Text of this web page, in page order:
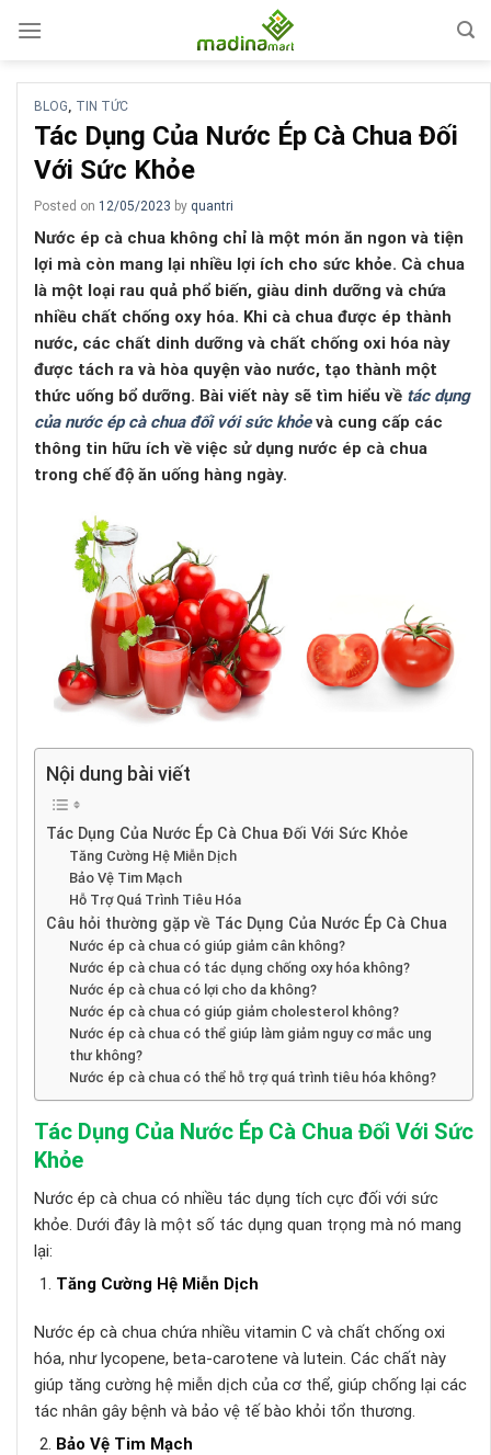
BLOG, TIN TỨC
Tác Dụng Của Nước Ép Cà Chua Đối
Với Sức Khỏe
Posted on 12/05/2023 by quantri
Nước ép cà chua không chỉ là một món ăn ngon và tiện
lợi mà còn mang lại nhiều lợi ích cho sức khỏe. Cà chua
là một loại rau quả phổ biến, giàu dinh dưỡng và chứa
nhiều chất chống oxy hóa. Khi cà chua được ép thành
nước, các chất dinh dưỡng và chất chống oxi hóa này
được tách ra và hòa quyện vào nước, tạo thành một
thức uống bổ dưỡng. Bài viết này sẽ tìm hiểu về tác dụng
của nước ép cà chua đối với sức khỏevà cung cấp các
thông tin hữu ích về việc sử dụng nước ép cà chua
trong chế độ ăn uống hàng ngày.
Nội dung bài viết
Tác Dụng Của Nước Ép Cà Chua Đối Với Sức Khỏe
Tăng Cường Hệ Miễn Dịch
Bảo Vệ Tim Mạch
Hỗ Trợ Quá Trình Tiêu Hóa
Câu hỏi thường gặp về Tác Dụng Của Nước Ép Cà Chua
Nước ép cà chua có giúp giảm cân không?
Nước ép cà chua có tác dụng chống oxy hóa không?
Nước ép cà chua có lợi cho da không?
Nước ép cà chua có giúp giảm cholesterol không?
Nước ép cà chua có thể giúp làm giảm nguy cơ mắc ung
thư không?
Nước ép cà chua có thể hỗ trợ quá trình tiêu hóa không?
Tác Dụng Của Nước Ép Cà Chua Đối Với Sức
Khỏe
Nước ép cà chua có nhiều tác dụng tích cực đối với sức
khỏe. Dưới đây là một số tác dụng quan trọng mà nó mang
lại:
Tăng Cường Hệ Miễn Dịch
Nước ép cà chua chứa nhiều vitamin C và chất chống oxi
hóa, như lycopene, beta-carotene và lutein. Các chất này
giúp tăng cường hệ miễn dịch của cơ thể, giúp chống lại các
tác nhân gây bệnh và bảo vệ tế bào khỏi tổn thương.
Bảo Vệ Tim Mạch